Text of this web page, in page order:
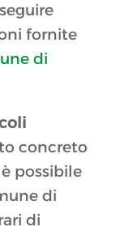
fornite
di
concreto
possibile
di
di